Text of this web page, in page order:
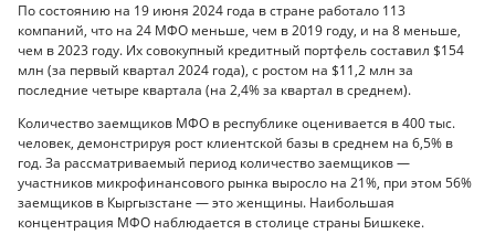
По состоянию на 19 июня 2024 года в стране работало 113
компаний, что на 24 МФО меньше, чем в 2019 году, и на 8 меньше,
чем в 2023 году. Их совокупный кредитный портфель составил $154
млн (за первый квартал 2024 года), с ростом на $11,2 млн за
последние четыре квартала (на 2,4% за квартал в среднем).
Количество заемщиков МФО в республике оценивается в 400 тыс.
человек, демонстрируя рост клиентской базы в среднем на 6,5% в
год. За рассматриваемый период количество заемщиков —
участников микрофинансового рынка выросло на 21%, при этом 56%
заемщиков в Кыргызстане — это женщины. Наибольшая
концентрация МФО наблюдается в столице страны Бишкеке.